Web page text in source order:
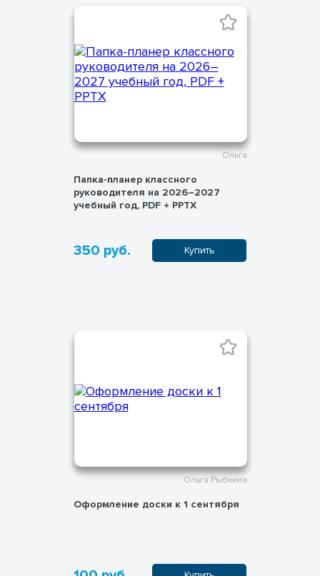
Ольга
Папка-планер классного
руководителя на 2026–2027
учебный год, PDF + PPTX
350 руб. Купить
Ольга Рыбкина
Оформление доски к 1 сентября